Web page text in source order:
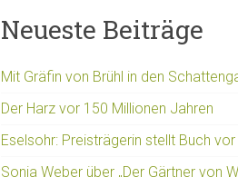
Neueste Beiträge
Mit Gräfin von Brühl in den
Der Harz vor 150 Millionen Jahren
Eselsohr: Preisträgerin stellt Buch vor
Sonja Weber über „Der Gärtner von